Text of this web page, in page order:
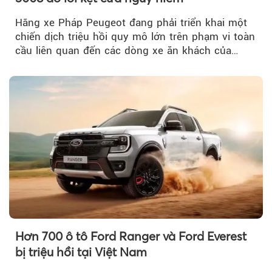
Hãng xe Pháp Peugeot đang phải triển khai một
chiến dịch triệu hồi quy mô lớn trên phạm vi toàn
cầu liên quan đến các dòng xe ăn khách của
Hơn 700 ô tô Ford Ranger và Ford Everest
bị triệu hồi tại Việt Nam